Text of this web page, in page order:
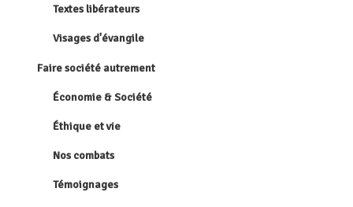
Textes libérateurs
Visages d'évangile
Faire société autrement
Économie & Société
Éthique et vie
Nos combats
Témoignages